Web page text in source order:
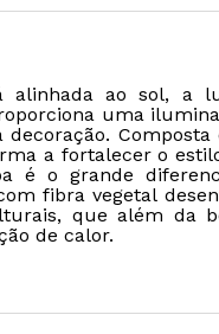
alinhada ao sol, a
uma
decoração. Composta
a fortalecer o
é o grande
fibra vegetal
que além da
de calor.